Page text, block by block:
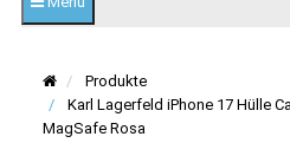
Produkte
Karl Lagerfeld iPhone 17 Hülle
MagSafe Rosa